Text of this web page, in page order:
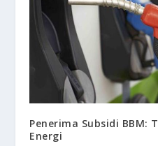
Penerima Subsidi BBM:
Energi